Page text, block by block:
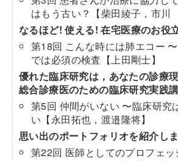
はもう古い？【柴田綾子，市川
なるほど! 使える! 在宅医療のお役
第18回 こんな時には肺エコー
では必須の検査【上田剛士】
優れた臨床研究は，あなたの診療
総合診療医のための臨床研究実践
第5回 仲間がいない 〜臨床研究
い【永田拓也，渡邉隆将】
思い出のポートフォリオを紹介し
第22回 医師としてのプロフェ